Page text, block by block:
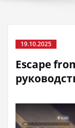
19.10.2025
Escape